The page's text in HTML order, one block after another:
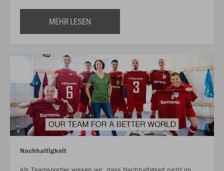
MEHR LESEN
Nachhaltigkeit